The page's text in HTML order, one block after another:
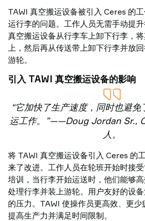
TAWI 真空搬运设备被引入 Ceres 的
运行李的问题。工作人员无需手动提
真空搬运设备从行李车上卸下行李，
上，然后再从传送带上卸下行李并放
游轮。
引入 TAWI 真空搬运设备的影响
“它加快了生产速度，同时也避
运工作。”——Doug Jordan Sr.,
人。
将 TAWI 真空搬运设备引入 Ceres 的
来了改进。工作人员在轮班开始时接
培训，当行李开始运送时，他们能够
处理行李并装上游轮。用户友好的设
的压力。TAWI 使操作员更高效、更
提高生产力并满足时间限制。